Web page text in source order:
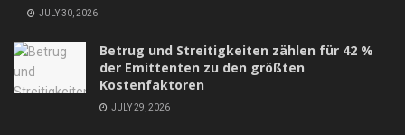
JULY 30, 2026
Betrug und Streitigkeiten zählen für 42 %
der Emittenten zu den größten
Kostenfaktoren
JULY 29, 2026